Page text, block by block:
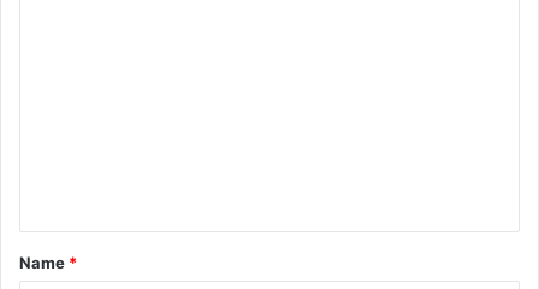
*
Name *